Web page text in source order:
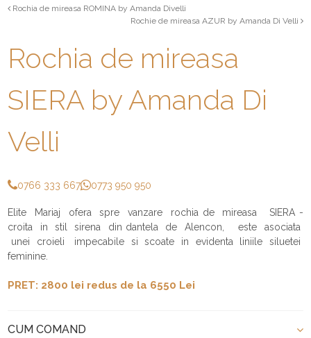
Rochia de mireasa ROMINA by Amanda Divelli
Rochie de mireasa AZUR by Amanda Di Velli
Rochia de mireasa
SIERA by Amanda Di
Velli
0766 333 667 0773 950 950
Elite Mariaj ofera spre vanzare rochia de mireasa SIERA -
croita in stil sirena din dantela de Alencon, este asociata
unei croieli impecabile si scoate in evidenta liniile siluetei
feminine.
PRET: 2800 lei redus de la 6550 Lei
CUM COMAND